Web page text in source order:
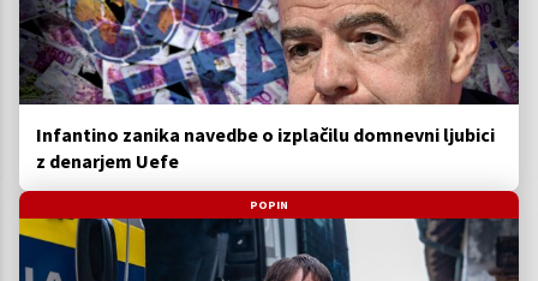
Infantino zanika navedbe o izplačilu domnevni ljubici
z denarjem Uefe
POPIN